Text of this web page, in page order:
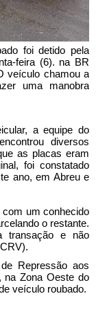
foi detido pela
feira (6). na BR
veículo chamou a
uma manobra
a equipe do
diversos
as placas eram
foi constatado
ano, em Abreu e
um conhecido
o restante.
transação e não
Repressão aos
na Zona Oeste do
veículo roubado.